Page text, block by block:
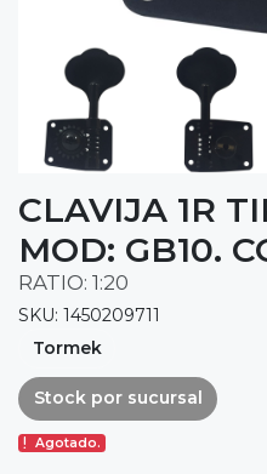
CLAVIJA 1R
MOD: GB10.
RATIO: 1:20
SKU: 1450209711
Tormek
Stock por sucursal
Agotado.